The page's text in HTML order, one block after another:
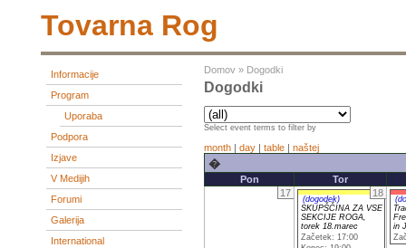
Tovarna Rog
Informacije
Program
Uporaba
Podpora
Izjave
V Medijih
Forumi
Galerija
International
Domov » Dogodki
Dogodki
Select event terms to filter by
month | day | table | naštej
�
Pon
Tor
17
18
(dogodek)
SKUPŠČINA ZA VSE
SEKCIJE ROGA,
torek 18.marec
Začetek: 17:00
in